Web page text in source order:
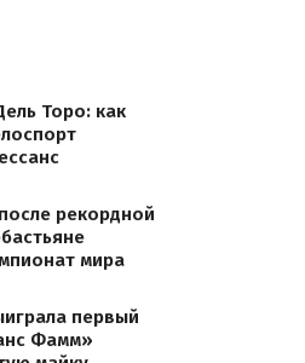
Торо: как
рекордной
мира
первый
Фамм»